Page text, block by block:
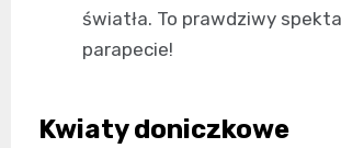
światła. To prawdziwy
parapecie!
Kwiaty doniczkowe